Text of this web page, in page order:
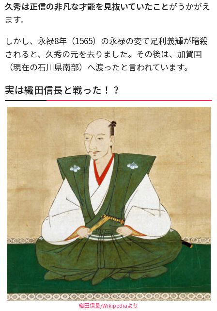
久秀は正信の非凡な才能を見抜いていたことがうかがえ
ます。
しかし、永禄8年（1565）の永禄の変で足利義輝が暗殺
されると、久秀の元を去りました。その後は、加賀国
（現在の石川県南部）へ渡ったと言われています。
実は織田信長と戦った！？
織田信長/Wikipediaより